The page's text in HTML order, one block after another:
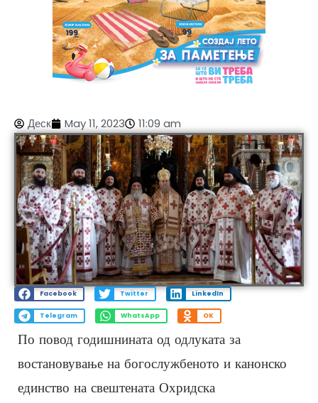
Деск May 11, 2023 11:09 am
Facebook Twitter LinkedIn
Telegram WhatsApp OK
По повод годишнината од одлуката за
востановување на богослужбеното и канонско
единство на свештената Охридска